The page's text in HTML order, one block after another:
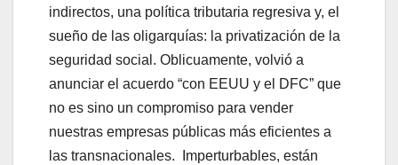
indirectos, una política tributaria regresiva y, el
sueño de las oligarquías: la privatización de la
seguridad social. Oblicuamente, volvió a
anunciar el acuerdo “con EEUU y el DFC” que
no es sino un compromiso para vender
nuestras empresas públicas más eficientes a
las transnacionales. Imperturbables, están